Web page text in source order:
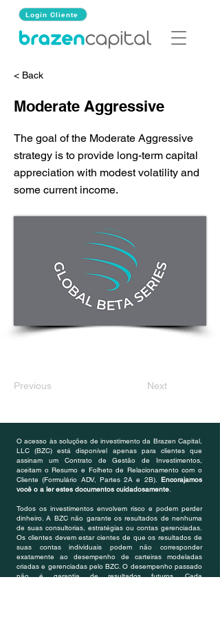
Login Cliente
< Back
Moderate Aggressive
The goal of the Moderate Aggressive
strategy is to provide long-term capital
appreciation with modest volatility and
some current income.
Previous Next
O acesso às soluções de investimento da Brazen Capital,
LLC (BZC) está disponível apenas para clientes que
assinam um Contrato de Gestão de Investimentos,
aceitam o Resumo e Folheto de Relacionamento com o
Cliente (Formulário ADV, Partes 2A e 2B). Encorajamos
você o a ler estes documentos cuidadosamente.
Todos os investimentos envolvem risco e podem perder
dinheiro. A BZC não garante os resultados de nenhuma
de suas consultorias, estratégias ou contas gerenciadas.
Os clientes devem estar cientes de que os resultados de
suas contas individuais podem não corresponder
exatamente ao desempenho de carteiras modeladas
criadas e gerenciadas pelo BZC. O desempenho passado
não é garantia de resultados futuros. Cada